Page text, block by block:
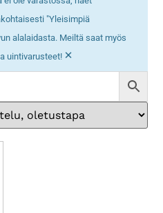
"Yleisimpiä
alalaidasta. Meiltä saat myös
uintivarusteet! ×